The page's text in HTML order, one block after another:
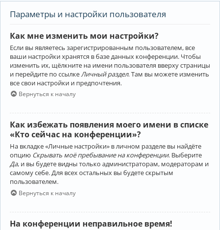
Параметры и настройки пользователя
Как мне изменить мои настройки?
Если вы являетесь зарегистрированным пользователем, все
ваши настройки хранятся в базе данных конференции. Чтобы
изменить их, щёлкните на имени пользователя вверху страницы
и перейдите по ссылке Личный раздел. Там вы можете изменить
все свои настройки и предпочтения.
Вернуться к началу
Как избежать появления моего имени в списке
«Кто сейчас на конференции»?
На вкладке «Личные настройки» в личном разделе вы найдёте
опцию Скрывать моё пребывание на конференции. Выберите
Да, и вы будете видны только администраторам, модераторам и
самому себе. Для всех остальных вы будете скрытым
пользователем.
Вернуться к началу
На конференции неправильное время!